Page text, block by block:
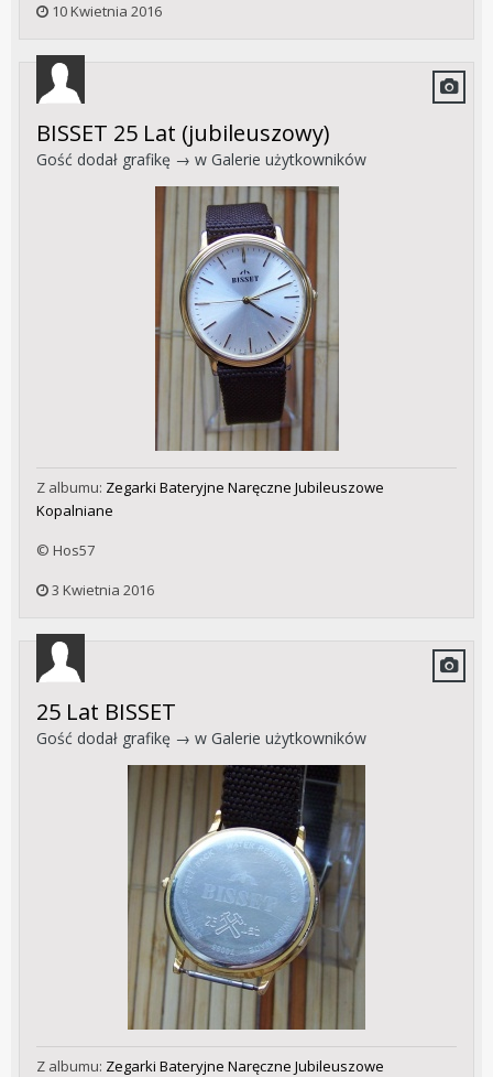
10 Kwietnia 2016
BISSET 25 Lat (jubileuszowy)
Gość dodał grafikę → w Galerie użytkowników
Z albumu: Zegarki Bateryjne Naręczne Jubileuszowe
Kopalniane
© Hos57
3 Kwietnia 2016
25 Lat BISSET
Gość dodał grafikę → w Galerie użytkowników
Z albumu: Zegarki Bateryjne Naręczne Jubileuszowe